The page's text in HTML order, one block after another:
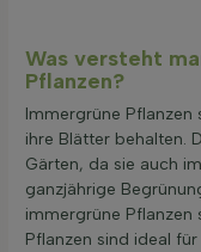
Was versteht
Pflanzen?
Immergrüne Pflanzen
ihre Blätter behalten.
Gärten, da sie auch
ganzjährige
immergrüne Pflanzen
Pflanzen sind ideal